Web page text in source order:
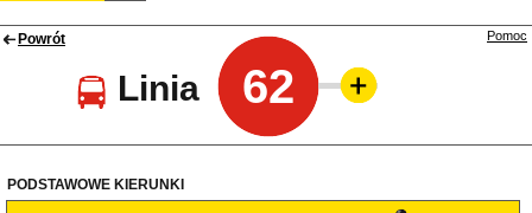
Powrót
Linia 62
Pomoc
PODSTAWOWE KIERUNKI